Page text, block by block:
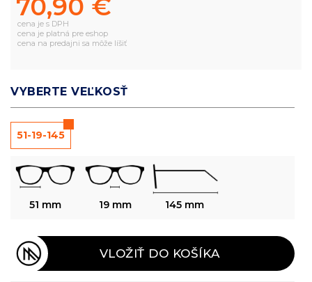
70,90 €
cena je s DPH
cena je platná pre eshop
cena na predajni sa môže líšiť
VYBERTE VEĽKOSŤ
51-19-145
51 mm 19 mm 145 mm
VLOŽIŤ DO KOŠÍKA